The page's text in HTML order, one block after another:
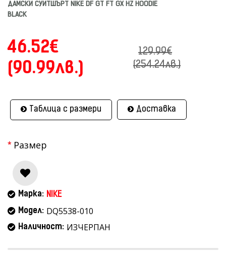
ДАМСКИ СУИТШЪРТ NIKE DF GT FT GX HZ HOODIE
BLACK
46.52€
(90.99лв.)
129.99€
(254.24лв.)
Таблица с размери Доставка
Размер
Марка: NIKE
Модел: DQ5538-010
Наличност: ИЗЧЕРПАН